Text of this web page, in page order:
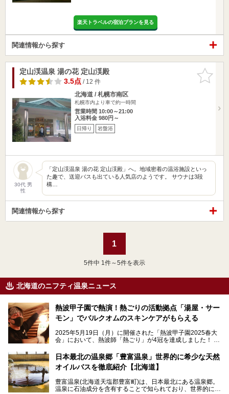
楽天トラベルの宿泊プランを見る
関連情報から探す
お気に入
りに追加
定山渓温泉 湯の花 定山渓殿
3.5点/ 12 件
北海道 / 札幌市南区
札幌市内より車で約一時間
営業時間 10:00～21:00
入浴料金 980円～
日帰り 岩盤浴
30代 男
性
「定山渓温泉 湯の花 定山渓殿」へ。地域密着の温浴施設といっ
た趣で、送迎バスも出ている人気店のようです。 サウナは3段
構…
関連情報から探す
1
5件中 1件～5件を表示
北海道のニフティ温泉ニュース
熱波甲子園で熱演！熱ごりの活動拠点「湯屋・サー
モン」でバルクオムのスキンケアがもらえる
2025年5月19日（月）に開催された「熱波甲子園2025春大
会」において、熱波師「熱ごり」が4冠を達成しました！
動拠点である北海道の銭湯「湯屋・サーモン」にて、メンズ
スキンケアブランド バルクオムの「ONE DAY KIT」を数量
限定でプレゼントいたします。
で、ぜひお試しください。※6月13日配布開始、なくなり次
第終了
日本最北の温泉郷「豊富温泉」世界的に希少な天然
オイルバスを徹底紹介【北海道】
豊富温泉(北海道天塩郡豊富町)は、日本最北にある温泉郷。
温泉に石油成分を含有することで知られており、世界的にも